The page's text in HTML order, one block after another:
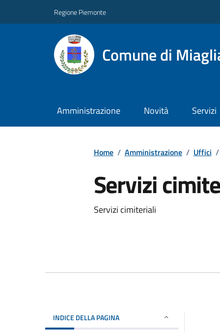
Regione Piemonte
Comune di
Amministrazione Novità Servizi
Home / Amministrazione / Uffici /
Servizi
Servizi cimiteriali
INDICE DELLA PAGINA